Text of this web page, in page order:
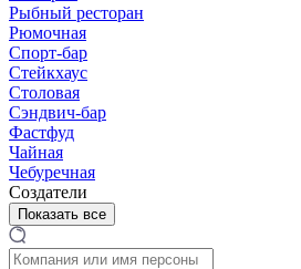
Рыбный ресторан
Рюмочная
Спорт-бар
Стейкхаус
Столовая
Сэндвич-бар
Фастфуд
Чайная
Чебуречная
Создатели
Показать все